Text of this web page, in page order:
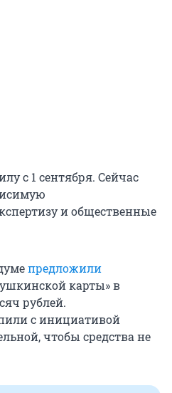
с 1 сентября. Сейчас
и общественные
предложили
карты» в
рублей.
с инициативой
чтобы средства не